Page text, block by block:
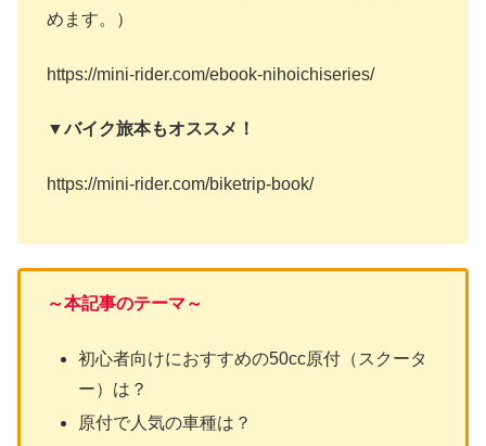
めます。）
https://mini-rider.com/ebook-nihoichiseries/
▼バイク旅本もオススメ！
https://mini-rider.com/biketrip-book/
～本記事のテーマ～
初心者向けにおすすめの50cc原付（スクータ
ー）は？
原付で人気の車種は？